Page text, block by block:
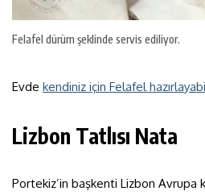
Felafel dürüm şeklinde servis ediliyor.
Evde kendiniz için Felafel
Lizbon Tatlısı Nata
Portekiz’in başkenti Lizbon Avrupa